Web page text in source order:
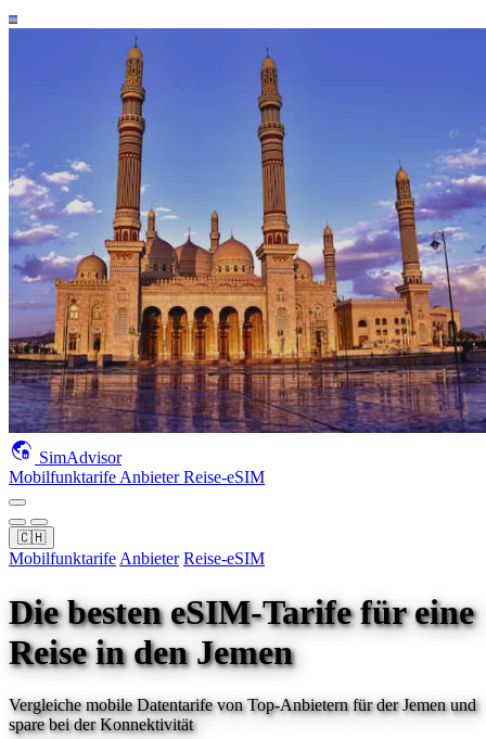
SimAdvisor
Mobilfunktarife AnbieterReise-eSIM
🇨🇭
Mobilfunktarife Anbieter Reise-eSIM
Die besten eSIM-Tarife für eine
Reisein den Jemen
Vergleiche mobile Datentarife von Top-Anbietern fürder Jemenund
spare bei der Konnektivität